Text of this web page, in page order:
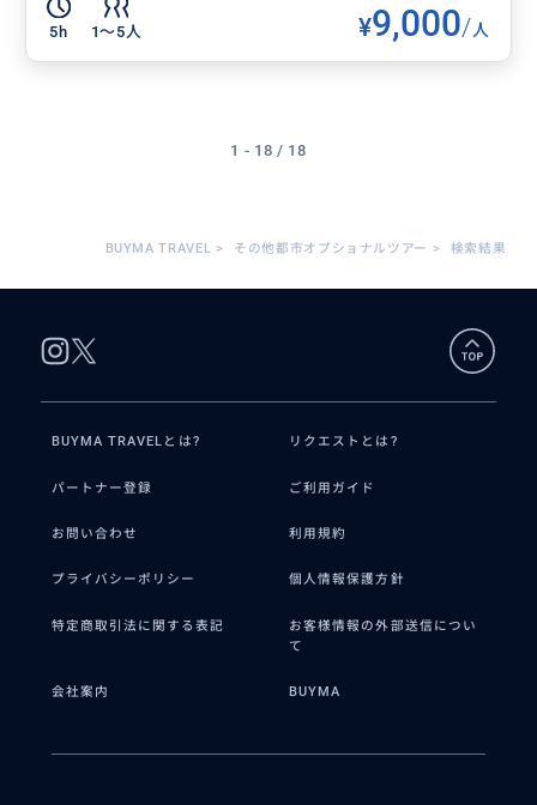
5h 1〜5人 ¥9,000/人
1 - 18 / 18
BUYMA TRAVEL > その他都市オプショナルツアー > 検索結果
BUYMA TRAVELとは? リクエストとは?
パートナー登録 ご利用ガイド
お問い合わせ 利用規約
プライバシーポリシー 個人情報保護方針
特定商取引法に関する表記
お客様情報の外部送信につい
て
会社案内 BUYMA